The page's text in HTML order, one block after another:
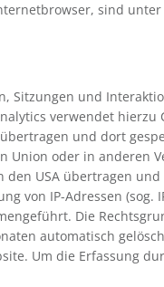
sind
Sitzungen und
verwendet hierzu
und dort
Union oder in anderen
USA übertragen
von IP-Adressen (sog.
Die
automatisch
Um die Erfassung